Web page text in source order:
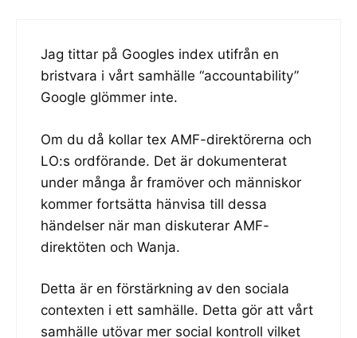
Jag tittar på Googles index utifrån en
bristvara i vårt samhälle “accountability”
Google glömmer inte.
Om du då kollar tex AMF-direktörerna och
LO:s ordförande. Det är dokumenterat
under många år framöver och människor
kommer fortsätta hänvisa till dessa
händelser när man diskuterar AMF-
direktöten och Wanja.
Detta är en förstärkning av den sociala
contexten i ett samhälle. Detta gör att vårt
samhälle utövar mer social kontroll vilket